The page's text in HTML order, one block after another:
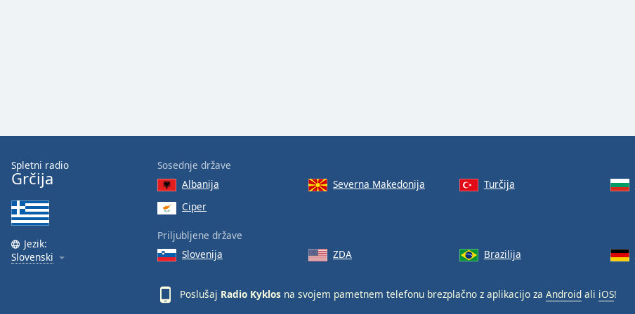
Text
Style
Font
Family
Spletni radio
Grčija
Jezik:
Slovenski
Sosednje države
Albanija
Severna Makedonija Turčija
Ciper
Priljubljene države
Slovenija
ZDA Brazilija
Poslušaj Radio Kyklos na svojem pametnem telefonu brezplačno z aplikacijo za Android ali iOS!